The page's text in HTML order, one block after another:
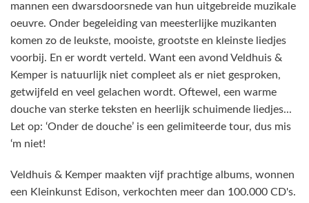
mannen een dwarsdoorsnede van hun uitgebreide muzikale
oeuvre. Onder begeleiding van meesterlijke muzikanten
komen zo de leukste, mooiste, grootste en kleinste liedjes
voorbij. En er wordt verteld. Want een avond Veldhuis &
Kemper is natuurlijk niet compleet als er niet gesproken,
getwijfeld en veel gelachen wordt. Oftewel, een warme
douche van sterke teksten en heerlijk schuimende liedjes...
Let op: ‘Onder de douche’ is een gelimiteerde tour, dus mis
‘m niet!
Veldhuis & Kemper maakten vijf prachtige albums, wonnen
een Kleinkunst Edison, verkochten meer dan 100.000 CD's.